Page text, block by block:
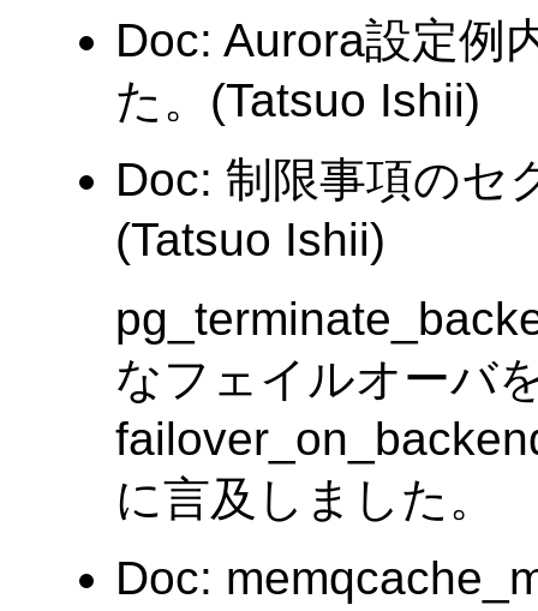
Doc: Aurora設定例
た。(Tatsuo Ishii)
Doc: 制限事項のセ
(Tatsuo Ishii)
なフェイルオーバ
に言及しました。
Doc: